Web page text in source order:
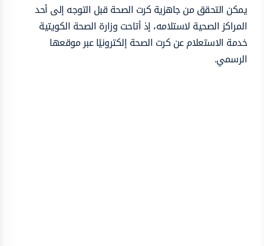
يمكن التحقق من جاهزية كرت الصحة قبل التوجه إلى أحد
المراكز الصحية لاستلامه، إذ أتاحت وزارة الصحة الكويتية
خدمة الاستعلام عن كرت الصحة إلكترونيًا عبر موقعها
الرسمي.